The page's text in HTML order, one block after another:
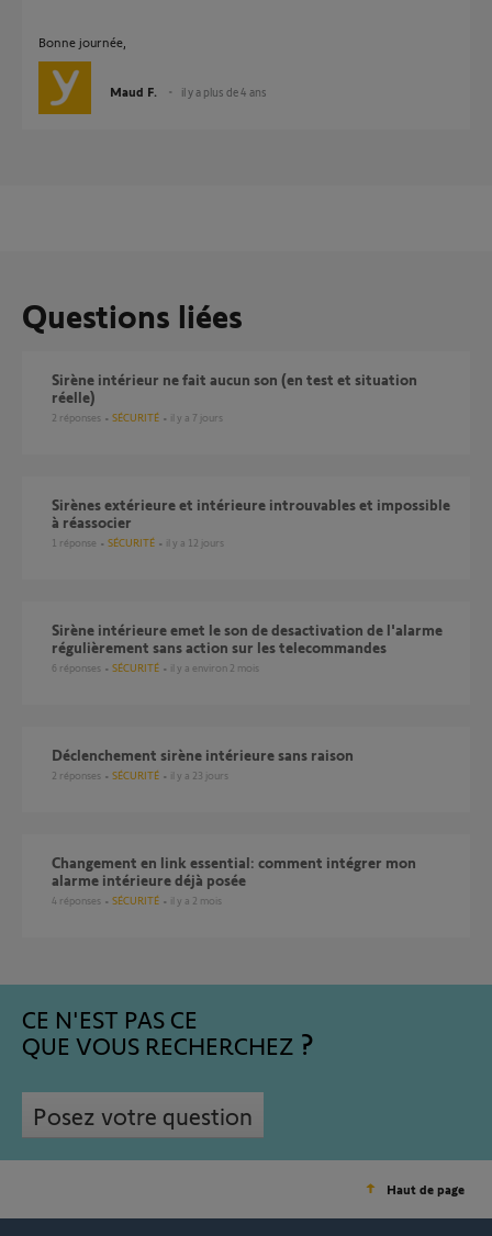
Bonne journée,
Maud F. il y a plus de 4 ans
Questions liées
Sirène intérieur ne fait aucun son (en test et situation
réelle)
2 réponses SÉCURITÉ il y a 7 jours
Sirènes extérieure et intérieure introuvables et impossible
à réassocier
1 réponse SÉCURITÉ il y a 12 jours
Sirène intérieure emet le son de desactivation de l'alarme
régulièrement sans action sur les telecommandes
6 réponses SÉCURITÉ il y a environ 2 mois
Déclenchement sirène intérieure sans raison
2 réponses SÉCURITÉ il y a 23 jours
changement en link essential: comment intégrer mon
alarme intérieure déjà posée
4 réponses SÉCURITÉ il y a 2 mois
CE N'EST PAS CE
QUE VOUS RECHERCHEZ
Posez votre question
Haut de page